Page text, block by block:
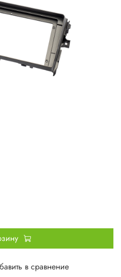
в сравнение